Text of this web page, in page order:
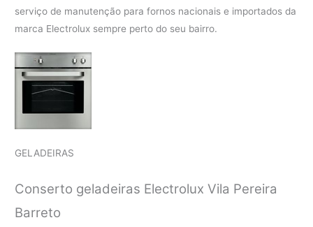
serviço de manutenção para fornos nacionais e importados da
marca Electrolux sempre perto do seu bairro.
GELADEIRAS
Conserto geladeiras Electrolux Vila Pereira
Barreto